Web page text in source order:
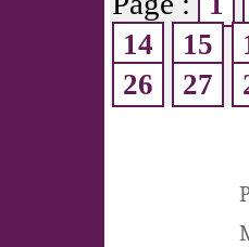
14
15
26
27